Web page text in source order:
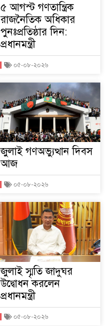
৫ আগস্ট গণতান্ত্রিক
রাজনৈতিক অধিকার
পুনঃপ্রতিষ্ঠার দিন:
প্রধানমন্ত্রী
০৫-০৮-২০২৬
জুলাই গণঅভ্যুত্থান দিবস
আজ
০৫-০৮-২০২৬
জুলাই স্মৃতি জাদুঘর
উদ্বোধন করলেন
প্রধানমন্ত্রী
০৫-০৮-২০২৬